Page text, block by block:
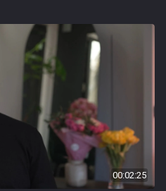
00:02:25